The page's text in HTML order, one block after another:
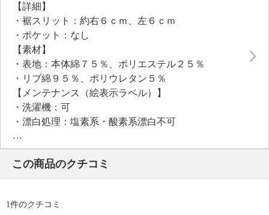
る一枚です。
【詳細】
・裾スリット：約右６ｃｍ、左６ｃｍ
・ポケット：なし
【素材】
・表地：本体綿７５％、ポリエステル２５％
・リブ綿９５％、ポリウレタン５％
【メンテナンス（絵表示ラベル）】
・洗濯機：可
・漂白処理：塩素系・酸素系漂白不可
・タンブル乾燥：不可
・自然乾燥：日陰の吊り干し
・アイロン仕上げ：不可
・ドライクリーニング：不可
【個体差あり】
この商品のクチコミ
1件のクチコミ